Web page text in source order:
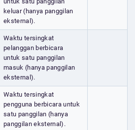
keluar (hanya panggilan
eksternal).
Waktu tersingkat
pelanggan berbicara
untuk satu panggilan
masuk (hanya panggilan
eksternal).
Waktu tersingkat
pengguna berbicara untuk
satu panggilan (hanya
panggilan eksternal).